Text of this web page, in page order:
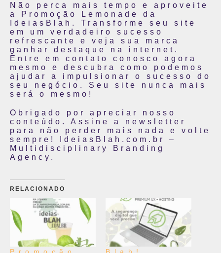
Não perca mais tempo e aproveite
a Promoção Lemonade da
IdeiasBlah. Transforme seu site
em um verdadeiro sucesso
refrescante e veja sua marca
ganhar destaque na internet.
Entre em contato conosco agora
mesmo e descubra como podemos
ajudar a impulsionar o sucesso do
seu negócio. Seu site nunca mais
será o mesmo!
Obrigado por apreciar nosso
conteúdo. Assine a newsletter
para não perder mais nada e volte
sempre! IdeiasBlah.com.br –
Multidisciplinary Branding
Agency.
RELACIONADO